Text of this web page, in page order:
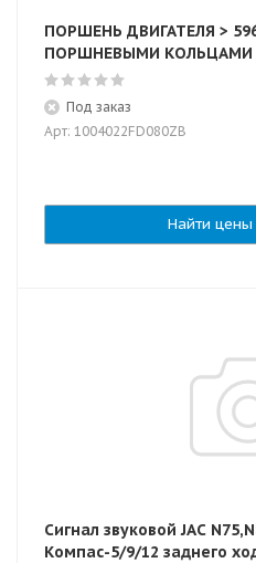
ПОРШЕНЬ ДВИГАТЕЛЯ >
ПОРШНЕВЫМИ КОЛЬЦАМИ
Под заказ
Арт: 1004022FD080ZB
Найти цены
Сигнал звуковой JAC
Компас-5/9/12 заднего